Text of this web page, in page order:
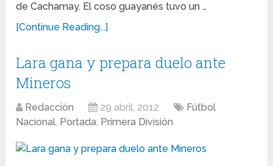
de Cachamay. El coso guayanés tuvo un …
[Continue Reading...]
Lara gana y prepara duelo ante
Mineros
Redacción 29 abril, 2012
Fútbol
Nacional, Portada, Primera División